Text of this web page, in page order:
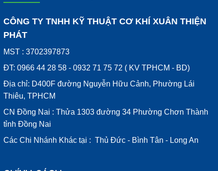
CÔNG TY TNHH KỸ THUẬT CƠ KHÍ XUÂN THIỆN
PHÁT
MST : 3702397873
ĐT: 0966 44 28 58 - 0932 71 75 72 ( KV TPHCM - BD)
Địa chỉ: D400F đường Nguyễn Hữu Cảnh, Phường Lái
Thiêu, TPHCM
CN Đồng Nai : Thửa 1303 đường 34 Phường Chơn Thành
tỉnh Đồng Nai
Các Chi Nhánh Khác tại : Thủ Đức - Bình Tân - Long An